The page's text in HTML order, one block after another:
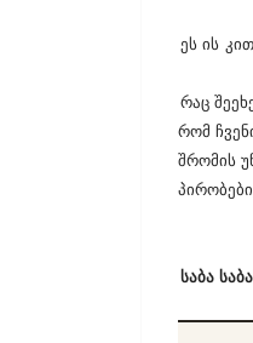
ეს ის
რაც
რომ
შრომის
საბა